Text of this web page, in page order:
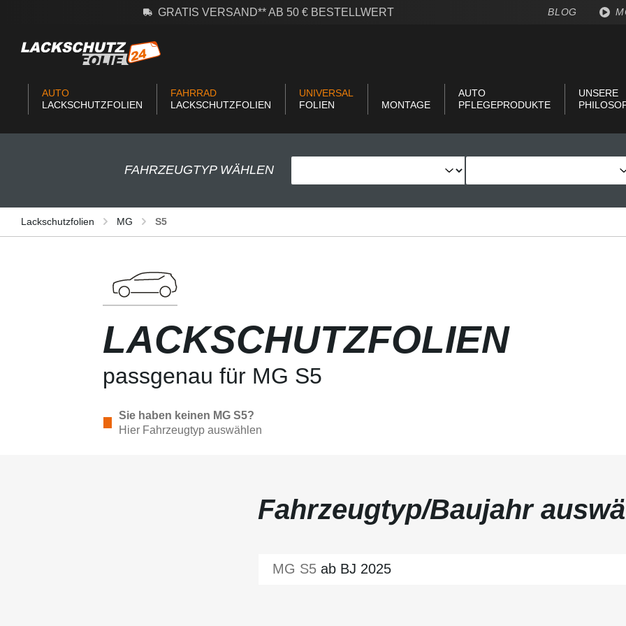
Zur Hauptnavigation springenGRATIS VERSAND** AB 50 € BESTELLWERT BLOG
AUTO
LACKSCHUTZFOLIEN
FAHRRAD
LACKSCHUTZFOLIEN
UNIVERSAL
FOLIEN
MONTAGE
AUTO
PFLEGEPRODUKTE
UNSERE
FAHRZEUGTYP WÄHLEN
Lackschutzfolien MG S5
LACKSCHUTZFOLIEN
passgenau für MG S5
Sie haben keinen MG S5?
Hier Fahrzeugtyp auswählen
Fahrzeugtyp/Baujahr
MG S5 ab BJ 2025